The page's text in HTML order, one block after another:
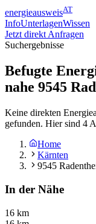
energieausweisAT
InfoUnterlagenWissen
Jetzt direkt Anfragen
Suchergebnisse
Befugte
nahe 9545
Keine direkten
gefunden. Hier sind 4
Home
Kärnten
9545
In der Nähe
16 km